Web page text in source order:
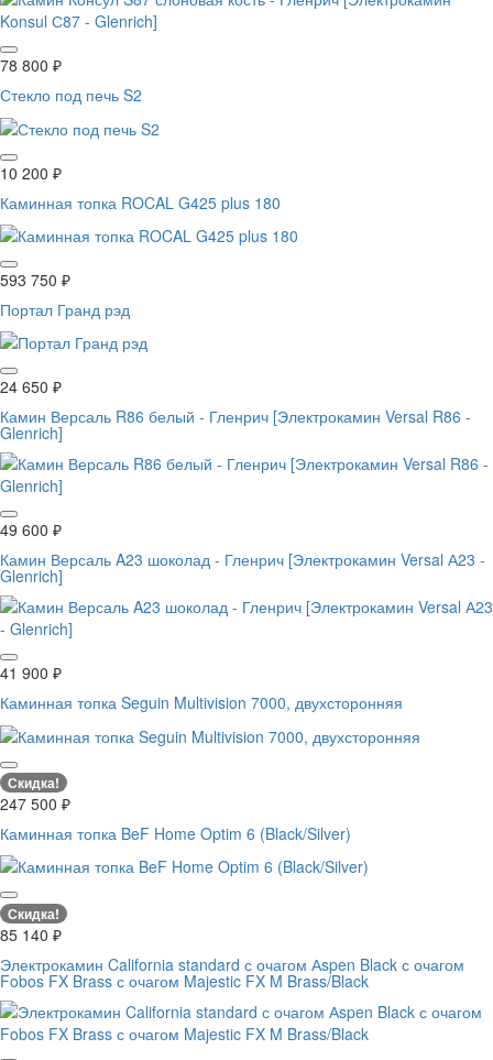
78 800 ₽
Стекло под печь S2
10 200 ₽
Каминная топка ROCAL G425 plus 180
593 750 ₽
Портал Гранд рэд
24 650 ₽
Камин Версаль R86 белый - Гленрич [Электрокамин Versal R86 -
Glenrich]
49 600 ₽
Камин Версаль A23 шоколад - Гленрич [Электрокамин Versal А23 -
Glenrich]
41 900 ₽
Каминная топка Seguin Multivision 7000, двухсторонняя
Скидка!
247 500 ₽
Каминная топка BeF Home Optim 6 (Black/Silver)
Скидка!
85 140 ₽
Электрокамин California standard с очагом Аspen Black с очагом
Fobos FX Brass с очагом Majestic FX M Brass/Black